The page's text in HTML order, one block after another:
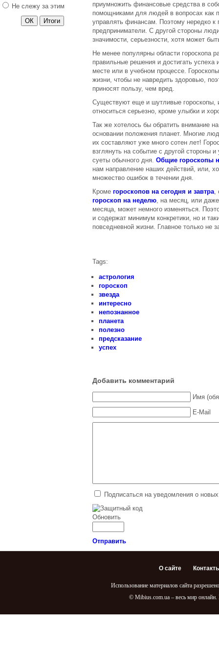
приумножить финансовые средства в
помощниками для людей в вопросах как
управлять финансам. Поэтому нередко
предприниматели. С другой стороны
значимости, серьезности, хотя может
Не менее популярны области гороскопа
правильные решения и достигать успеха
месте или в учебном процессе.
жизни, чтобы не навредить здоровью,
приносят пользу, чем вред.
Существуют еще и шутливые гороскопы,
относиться серьезно, кроме улыбки и
Так же хотелось бы обратить внимание
основании положения планет. Многие
их составляют уже много сотен лет!
взглянуть на событие с другой стороны
суеты обычного дня. Общие гороскопы
нам направление наших действий, или,
множество ошибок в течении дня.
Кроме гороскопов на сегодня и завтра,
гороскоп на неделю, на месяц, или
месяца, может немного изменяться.
и содержат минимум конкретики, но и
повседневной жизни. Главное только не
Tags:
астрология
гороскоп
звезда
интересно
непознанное
планета
полезно
предсказание
успех
Добавить комментарий
Имя
E-Mail
Подписаться на уведомления о
Обновить
Отправить
Поздравления 14 февраля
13 число - понедельник
Не слежу за этим
О сайте
Использование материалов сайта
© Mibius.com.ua – весь мир онлайн.